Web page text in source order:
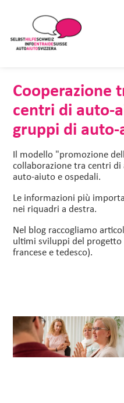
Cooperazione
centri di auto-
gruppi di
Il modello "promozione
collaborazione tra centri
auto-aiuto e ospedali.
Le informazioni più
nei riquadri a destra.
Nel blog raccogliamo
ultimi sviluppi del
francese e tedesco).